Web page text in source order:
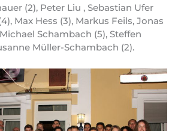
(2), Peter Liu , Sebastian Ufer
Max Hess (3), Markus Feils, Jonas
Schambach (5), Steffen
Müller-Schambach (2).